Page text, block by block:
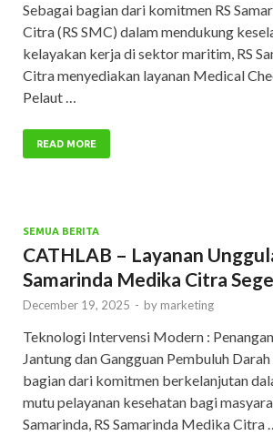
Sebagai bagian dari komitmen RS
Citra (RS SMC) dalam mendukung
kelayakan kerja di sektor maritim, RS
Citra menyediakan layanan Medical
Pelaut …
READ MORE
SEMUA BERITA
CATHLAB – Layanan
Samarinda Medika Citra
December 19, 2025 - by marketing
Teknologi Intervensi Modern :
Jantung dan Gangguan Pembuluh
bagian dari komitmen berkelanjutan
mutu pelayanan kesehatan bagi
Samarinda, RS Samarinda Medika Citra